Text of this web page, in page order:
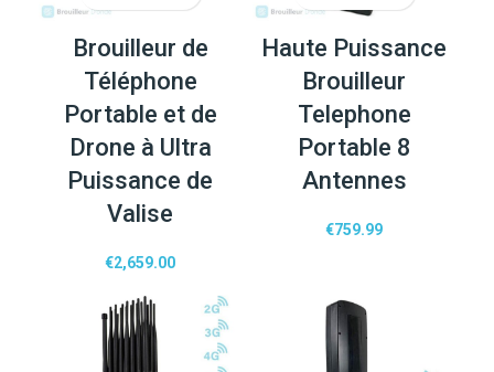
Brouilleur de
Téléphone
Portable et de
Drone à Ultra
Puissance de
Valise
€2,659.00
Haute Puissance
Brouilleur
Telephone
Portable 8
Antennes
€759.99